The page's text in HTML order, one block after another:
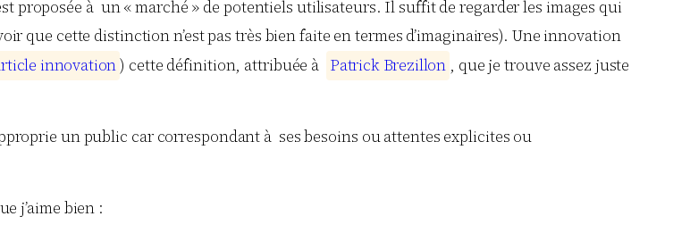
proposée à un « marché » de potentiels utilisateurs. Il suffit de regarder les images qui
que cette distinction n’est pas très bien faite en termes d’imaginaires). Une innovation
rticle innovation) cette définition, attribuée à Patrick Brezillon , que je trouve assez juste
un public car correspondant à ses besoins ou attentes explicites ou
j’aime bien :